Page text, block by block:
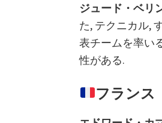
ジュード・ベリ
た, テクニカル,
表チームを率い
性がある.
フランス